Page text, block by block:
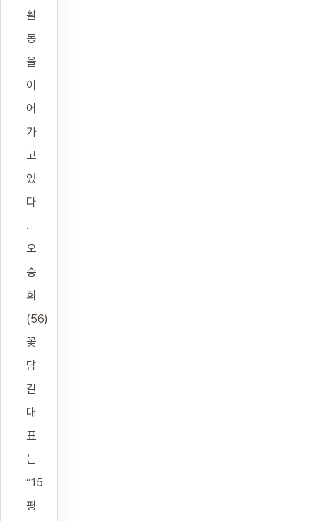
활
동
을
이
어
가
고
있
다
.
오
승
희
(56)
꽃
담
길
대
표
는
“15
평